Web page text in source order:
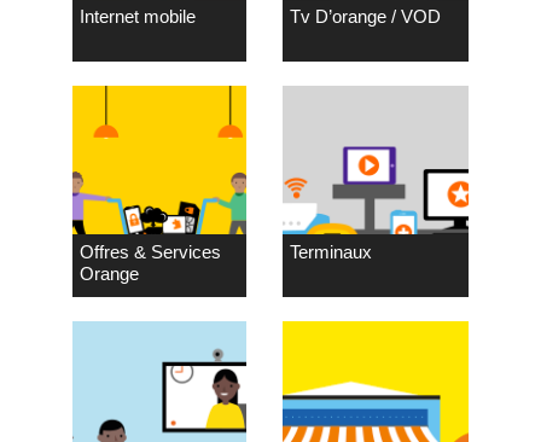
Internet mobile Tv D’orange / VOD
Offres & Services
Orange
Terminaux